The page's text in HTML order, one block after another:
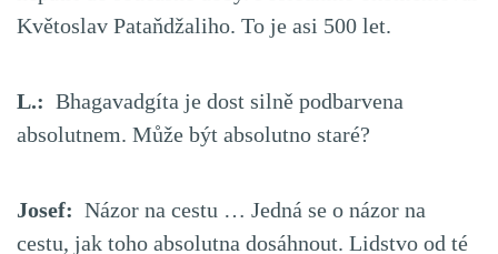
Květoslav Pataňdžaliho. To je asi 500 let.
L.: Bhagavadgíta je dost silně podbarvena
absolutnem. Může být absolutno staré?
Josef: Názor na cestu … Jedná se o názor na
cestu, jak toho absolutna dosáhnout. Lidstvo od té